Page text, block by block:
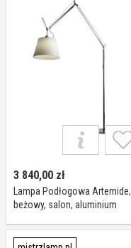
3 840,00 zł
Lampa Podłogowa Artemide,
beżowy, salon, aluminium